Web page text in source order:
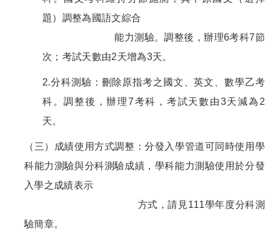
題）調整為國語文綜合
能力測驗。調整後，辦理6考科7節
次；考試天數由2天增為3天。
2.分科測驗：刪除原指考之國文、英文、數學乙考
科。調整後，辦理7考科，考試天數由3天減為2
天。
（三）成績使用方式調整：分發入學管道可同時使用學
科能力測驗與分科測驗成績，學科能力測驗使用於分發
入學之成績表示
方式，請見111學年度分科測
驗簡章。